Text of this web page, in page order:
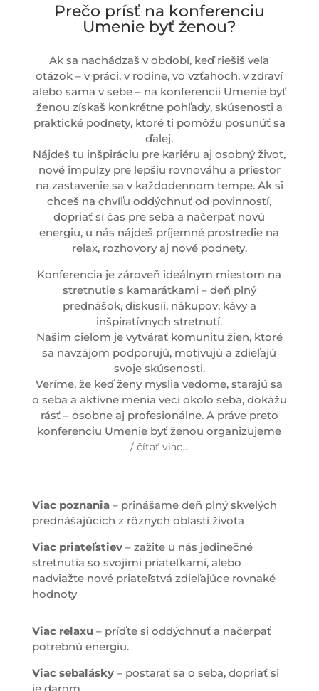
Prečo prísť na konferenciu
Umenie byť ženou?
Ak sa nachádzaš v období, keď riešiš veľa
otázok – v práci, v rodine, vo vzťahoch, v zdraví
alebo sama v sebe – na konferencii Umenie byť
ženou získaš konkrétne pohľady, skúsenosti a
praktické podnety, ktoré ti pomôžu posunúť sa
ďalej.
Nájdeš tu inšpiráciu pre kariéru aj osobný život,
nové impulzy pre lepšiu rovnováhu a priestor
na zastavenie sa v každodennom tempe. Ak si
chceš na chvíľu oddýchnuť od povinností,
dopriať si čas pre seba a načerpať novú
energiu, u nás nájdeš príjemné prostredie na
relax, rozhovory aj nové podnety.
Konferencia je zároveň ideálnym miestom na
stretnutie s kamarátkami – deň plný
prednášok, diskusií, nákupov, kávy a
inšpiratívnych stretnutí.
Našim cieľom je vytvárať komunitu žien, ktoré
sa navzájom podporujú, motivujú a zdieľajú
svoje skúsenosti.
Veríme, že keď ženy myslia vedome, starajú sa
o seba a aktívne menia veci okolo seba, dokážu
rásť – osobne aj profesionálne. A práve preto
konferenciu Umenie byť ženou organizujeme
/ čítať viac...
Viac poznania– prinášame deň plný skvelých
prednášajúcich z rôznych oblastí života
Viac priateľstiev– zažite u nás jedinečné
stretnutia so svojimi priateľkami, alebo
nadviažte nové priateľstvá zdieľajúce rovnaké
hodnoty
Viac relaxu– príďte si oddýchnuť a načerpať
potrebnú energiu.
Viac sebalásky– postarať sa o seba, dopriať si